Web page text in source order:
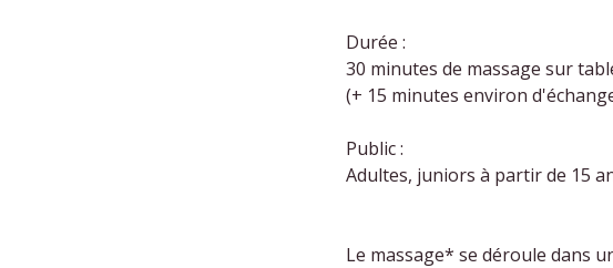
Durée :
30 minutes de massage sur
(+ 15 minutes environ
Public :
Adultes, juniors à partir de 15
Le massage* se déroule dans